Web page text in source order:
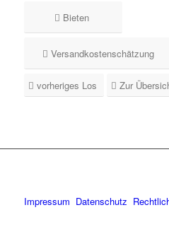
Bieten
Versandkostenschätzung
vorheriges Los Zur
Impressum Datenschutz